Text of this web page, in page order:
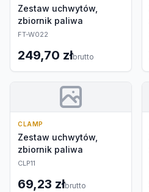
Zestaw uchwytów,
zbiornik paliwa
FT-W022
249,70 złbrutto
CLAMP
Zestaw uchwytów,
zbiornik paliwa
CLP11
69,23 złbrutto